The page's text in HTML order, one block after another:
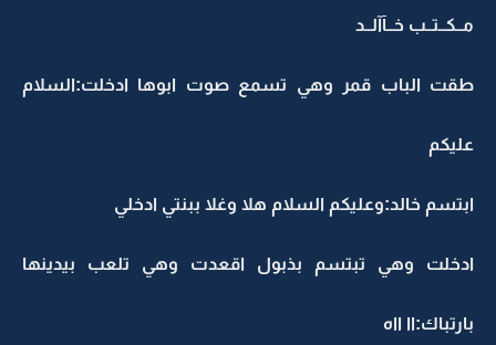
مــكــتــب خــآآلــد
طقت الباب قمر وهي تسمع صوت ابوها ادخلت:السلام
عليكم
ابتسم خالد:وعليكم السلام هلا وغلا ببنتي ادخلي
ادخلت وهي تبتسم بذبول اقعدت وهي تلعب بيدينها
بارتباك:اا ااه